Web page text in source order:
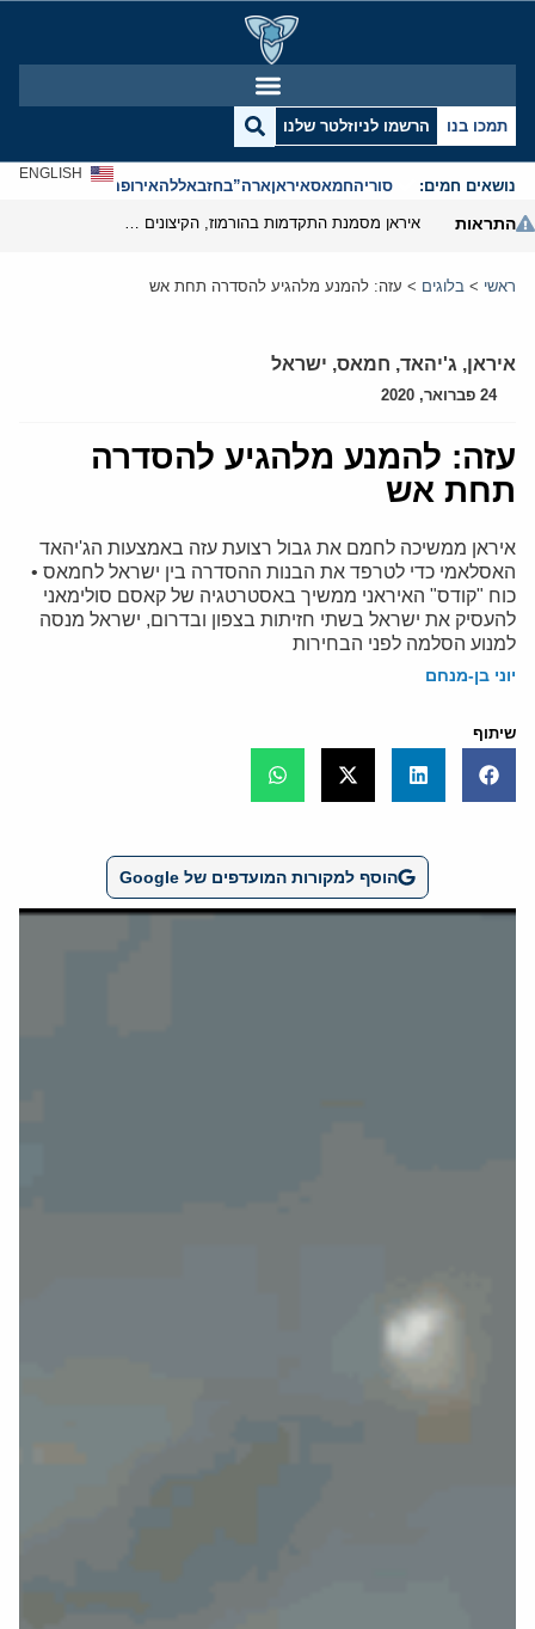
תמכו בנו הרשמו לניוזלטר שלנו
נושאים חמים: סוריהחמאסאיראןארה”בחזבאללהאירופהאנטישמיות
ENGLISH
התראות
ראשי > בלוגים > עזה: להמנע מלהגיע להסדרה תחת אש
איראן, ג'יהאד, חמאס, ישראל
24 פברואר, 2020
עזה: להמנע מלהגיע להסדרה
תחת אש
איראן ממשיכה לחמם את גבול רצועת עזה באמצעות הג'יהאד
האסלאמי כדי לטרפד את הבנות ההסדרה בין ישראל לחמאס •
כוח "קודס" האיראני ממשיך באסטרטגיה של קאסם סולימאני
להעסיק את ישראל בשתי חזיתות בצפון ובדרום, ישראל מנסה
למנוע הסלמה לפני הבחירות
יוני בן-מנחם
שיתוף
הוסף למקורות המועדפים של Google